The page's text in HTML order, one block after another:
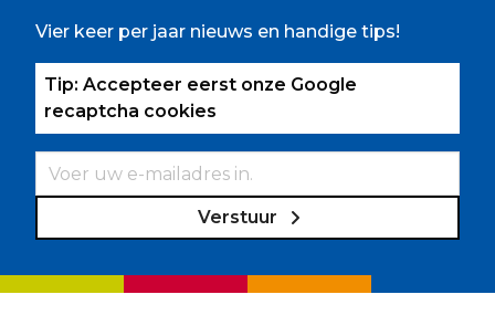
Vier keer per jaar nieuws en handige tips!
Tip: Accepteer eerst onze Google
recaptcha cookies
Verstuur